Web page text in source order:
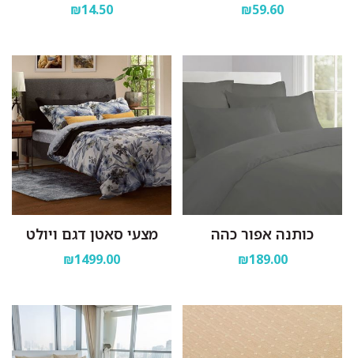
₪59.60
₪14.50
כותנה אפור כהה
₪189.00
מצעי סאטן דגם ויולט
₪1499.00